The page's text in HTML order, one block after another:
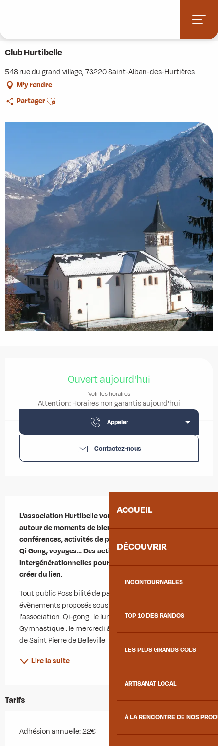
principal
ACCUEIL
DÉCOUVRIR
INCONTOURNABLES
TOP 10 DES RANDOS
LES PLUS GRANDS COLS
ARTISANAT LOCAL
À LA RENCONTRE DE NOS
Club Hurtibelle
548 rue du grand village, 73220 Saint-Alban-des-Hurtières
M'y rendre
PartagerAjouter aux favoris
Ouvert aujourd'hui
Voir les horaires
Attention: Horaires non garantis aujourd'hui
Appeler
Contactez-nous
L’association Hurtibelle vous invite à vous retrouver
autour de moments de bien-être : ateliers,
conférences, activités de plein air, sorties, gym douce,
Qi Gong, voyages… Des activités
intergénérationnelles pour partager, se ressourcer et
créer du lien.
Tout public Possibilité de participer aux activités et
évènements proposés sous conditions d'adhésion à
l'association. Qi-gong : le lundi soir à 18h30
Gymnastique : le mercredi à 9h15 A la salle d'animation
de Saint Pierre de Belleville
Lire la suite
Tarifs
Adhésion annuelle: 22€